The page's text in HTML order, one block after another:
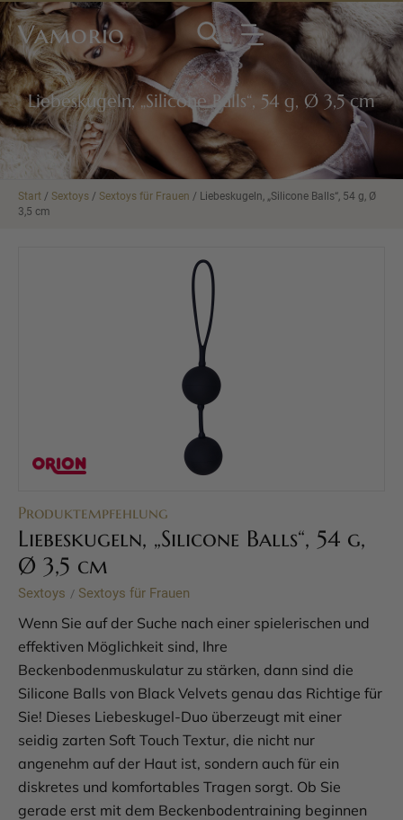
Vamorio
Liebeskugeln, „Silicone Balls“, 54 g, Ø 3,5 cm
Start / Sextoys / Sextoys für Frauen / Liebeskugeln, „Silicone Balls“, 54 g, Ø
3,5 cm
Produktempfehlung
Liebeskugeln, „Silicone Balls“, 54 g,
Ø 3,5 cm
Sextoys / Sextoys für Frauen
Wenn Sie auf der Suche nach einer spielerischen und
effektiven Möglichkeit sind, Ihre
Beckenbodenmuskulatur zu stärken, dann sind die
Silicone Balls von Black Velvets genau das Richtige für
Sie! Dieses Liebeskugel-Duo überzeugt mit einer
seidig zarten Soft Touch Textur, die nicht nur
angenehm auf der Haut ist, sondern auch für ein
diskretes und komfortables Tragen sorgt. Ob Sie
gerade erst mit dem Beckenbodentraining beginnen